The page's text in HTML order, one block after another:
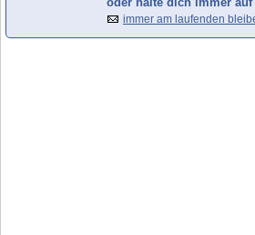
immer am laufenden